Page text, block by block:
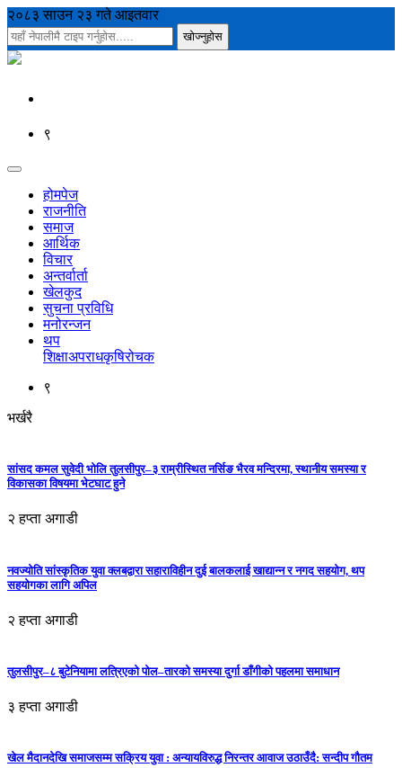
२०८३ साउन २३ गते आइतवार
९
होमपेज
राजनीति
समाज
आर्थिक
विचार
अन्तर्वार्ता
खेलकुद
सुचना प्रविधि
मनोरन्जन
थप
शिक्षाअपराधकृषिरोचक
९
भर्खरै
सांसद कमल सुवेदी भोलि तुलसीपुर–३ राम्रीस्थित नर्सिङ भैरव मन्दिरमा, स्थानीय समस्या र
विकासका विषयमा भेटघाट हुने
२ हप्ता अगाडी
नवज्योति सांस्कृतिक युवा क्लबद्वारा सहाराविहीन दुई बालकलाई खाद्यान्न र नगद सहयोग, थप
सहयोगका लागि अपिल
२ हप्ता अगाडी
तुलसीपुर–८ बुटेनियामा लत्रिएको पोल–तारको समस्या दुर्गा डाँगीको पहलमा समाधान
३ हप्ता अगाडी
खेल मैदानदेखि समाजसम्म सक्रिय युवा : अन्यायविरुद्ध निरन्तर आवाज उठाउँदै: सन्दीप गौतम